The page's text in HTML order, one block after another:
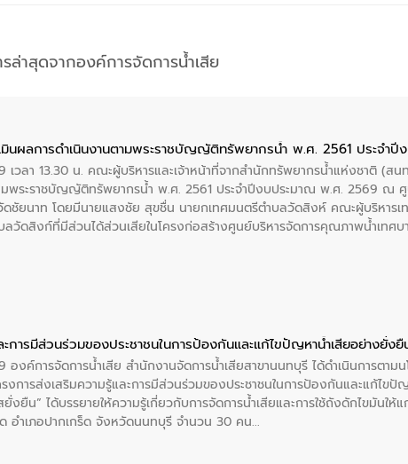
รล่าสุดจากองค์การจัดการน้ำเสีย
มินผลการดำเนินงานตามพระราชบัญญัติทรัพยากรน้ำ พ.ศ. 2561 ประจำ
ลา 13.30 น. คณะผู้บริหารและเจ้าหน้าที่จากสำนักทรัพยากรน้ำแห่งชาติ (สน
ามพระราชบัญญัติทรัพยากรน้ำ พ.ศ. 2561 ประจำปีงบประมาณ พ.ศ. 2569 ณ
ชัยนาท โดยมีนายแสงชัย สุขชื่น นายกเทศมนตรีตำบลวัดสิงห์ คณะผู้บริหาร
ลวัดสิงก์ที่มีส่วนได้ส่วนเสียในโครงก่อสร้างศูนย์บริหารจัดการคุณภาพน้ำเท
ะการมีส่วนร่วมของประชาชนในการป้องกันและแก้ไขปัญหาน้ำเสียอย่างยั่งยื
ค์การจัดการน้ำเสีย สำนักงานจัดการน้ำเสียสาขานนทบุรี ได้ดำเนินการตาม
งการส่งเสริมความรู้และการมีส่วนร่วมของประชาชนในการป้องกันและแก้ไข
งยืน” ได้บรรยายให้ความรู้เกี่ยวกับการจัดการน้ำเสียและการใช้ถังดักไขมันใ
อำเภอปากเกร็ด จังหวัดนนทบุรี จำนวน 30 คน